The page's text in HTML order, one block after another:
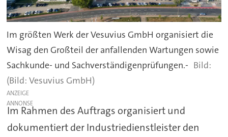
Im größten Werk der Vesuvius GmbH organisiert die
Wisag den Großteil der anfallenden Wartungen sowie
Sachkunde- und Sachverständigenprüfungen.-
(Bild: Vesuvius GmbH)
ANZEIGE
Im Rahmen des Auftrags organisiert und
dokumentiert der Industriedienstleister den